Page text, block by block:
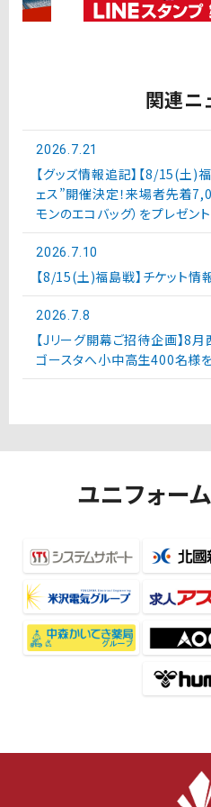
関連ニ
2026.7.21
【グッズ情報追記】【8/15(土)
ェス”開催決定！来場者先着
モンのエコバッグ）をプレゼント
2026.7.10
【8/15(土)福島戦】チケット情
2026.7.8
【Jリーグ開幕ご招待企画】8
ゴースタへ小中高生400名様
ユニフォー